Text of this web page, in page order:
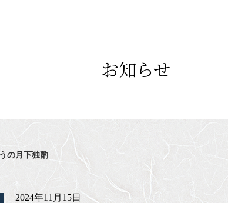
お知らせ
の月下独酌
2024年11月15日